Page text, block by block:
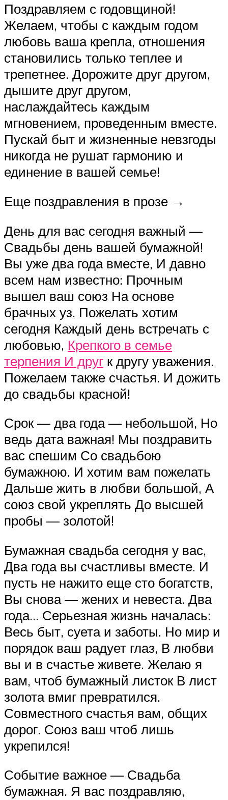
Поздравляем с годовщиной!
Желаем, чтобы с каждым годом
любовь ваша крепла, отношения
становились только теплее и
трепетнее. Дорожите друг другом,
дышите друг другом,
наслаждайтесь каждым
мгновением, проведенным вместе.
Пускай быт и жизненные невзгоды
никогда не рушат гармонию и
единение в вашей семье!
Еще поздравления в прозе →
День для вас сегодня важный —
Свадьбы день вашей бумажной!
Вы уже два года вместе, И давно
всем нам известно: Прочным
вышел ваш союз На основе
брачных уз. Пожелать хотим
сегодня Каждый день встречать с
любовью, Крепкого в семье
терпения И друг к другу уважения.
Пожелаем также счастья. И дожить
до свадьбы красной!
Срок — два года — небольшой, Но
ведь дата важная! Мы поздравить
вас спешим Со свадьбою
бумажною. И хотим вам пожелать
Дальше жить в любви большой, А
союз свой укреплять До высшей
пробы — золотой!
Бумажная свадьба сегодня у вас,
Два года вы счастливы вместе. И
пусть не нажито еще сто богатств,
Вы снова — жених и невеста. Два
года… Серьезная жизнь началась:
Весь быт, суета и заботы. Но мир и
порядок ваш радует глаз, В любви
вы и в счастье живете. Желаю я
вам, чтоб бумажный листок В лист
золота вмиг превратился.
Совместного счастья вам, общих
дорог. Союз ваш чтоб лишь
укрепился!
Событие важное — Свадьба
бумажная. Я вас поздравляю,